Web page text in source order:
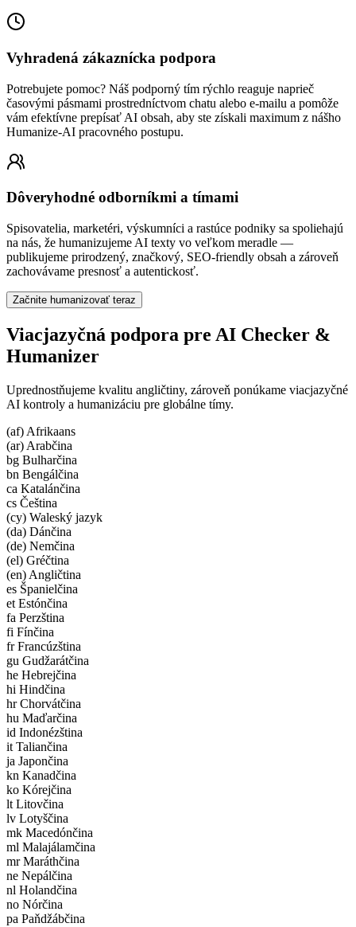
Vyhradená zákaznícka podpora
Potrebujete pomoc? Náš podporný tím rýchlo reaguje naprieč
časovými pásmami prostredníctvom chatu alebo e-mailu a pomôže
vám efektívne prepísať AI obsah, aby ste získali maximum z nášho
Humanize-AI pracovného postupu.
Dôveryhodné odborníkmi a tímami
Spisovatelia, marketéri, výskumníci a rastúce podniky sa spoliehajú
na nás, že humanizujeme AI texty vo veľkom meradle —
publikujeme prirodzený, značkový, SEO-friendly obsah a zároveň
zachovávame presnosť a autentickosť.
Začnite humanizovať teraz
Viacjazyčná podpora pre AI Checker &
Humanizer
Uprednostňujeme kvalitu angličtiny, zároveň ponúkame viacjazyčné
AI kontroly a humanizáciu pre globálne tímy.
(af) Afrikaans
(ar) Arabčina
bg Bulharčina
bn Bengálčina
ca Katalánčina
cs Čeština
(cy) Waleský jazyk
(da) Dánčina
(de) Nemčina
(el) Gréčtina
(en) Angličtina
es Španielčina
et Estónčina
fa Perzština
fi Fínčina
fr Francúzština
gu Gudžarátčina
he Hebrejčina
hi Hindčina
hr Chorvátčina
hu Maďarčina
id Indonézština
it Taliančina
ja Japončina
kn Kanadčina
ko Kórejčina
lt Litovčina
lv Lotyščina
mk Macedónčina
ml Malajálamčina
mr Maráthčina
ne Nepálčina
nl Holandčina
no Nórčina
pa Paňdžábčina